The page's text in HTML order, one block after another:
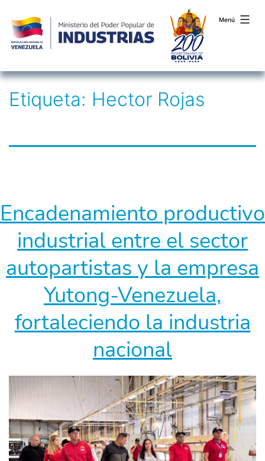
Saltar
Menú
Etiqueta: Hector Rojas
Encadenamiento productivo
industrial entre el sector
autopartistas y la empresa
Yutong-Venezuela,
fortaleciendo la industria
nacional